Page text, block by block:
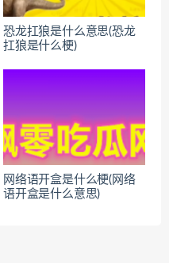
恐龙扛狼是什么意思(恐龙
扛狼是什么梗)
网络语开盒是什么梗(网络
语开盒是什么意思)